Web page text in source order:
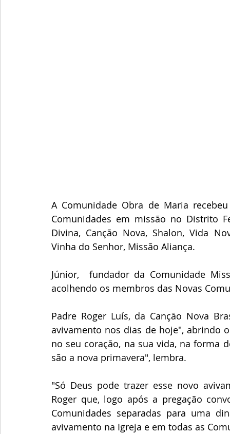
A Comunidade Obra de Maria
Comunidades em missão no Distrito
Divina, Canção Nova, Shalon, Vida
Vinha do Senhor, Missão Aliança.
Júnior,  fundador da Comunidade
acolhendo os membros das Novas
Padre Roger Luís, da Canção Nova
avivamento nos dias de hoje", abrindo
no seu coração, na sua vida, na forma
são a nova primavera", lembra.
"Só Deus pode trazer esse novo
Roger que, logo após a pregação
Comunidades separadas para uma
avivamento na Igreja e em todas as